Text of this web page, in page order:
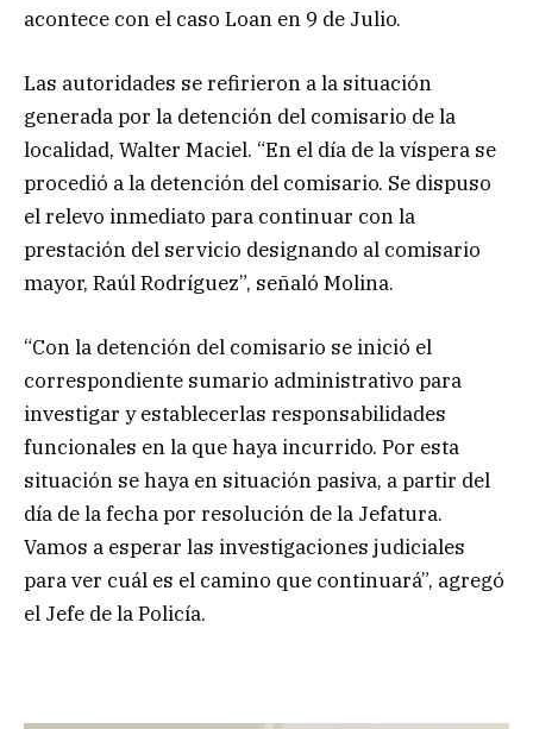
acontece con el caso Loan en 9 de Julio.
Las autoridades se refirieron a la situación
generada por la detención del comisario de la
localidad, Walter Maciel. “En el día de la víspera se
procedió a la detención del comisario. Se dispuso
el relevo inmediato para continuar con la
prestación del servicio designando al comisario
mayor, Raúl Rodríguez”, señaló Molina.
“Con la detención del comisario se inició el
correspondiente sumario administrativo para
investigar y establecerlas responsabilidades
funcionales en la que haya incurrido. Por esta
situación se haya en situación pasiva, a partir del
día de la fecha por resolución de la Jefatura.
Vamos a esperar las investigaciones judiciales
para ver cuál es el camino que continuará”, agregó
el Jefe de la Policía.